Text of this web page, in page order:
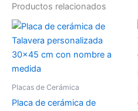
Productos relacionados
Placas de Cerámica
Placa de cerámica de